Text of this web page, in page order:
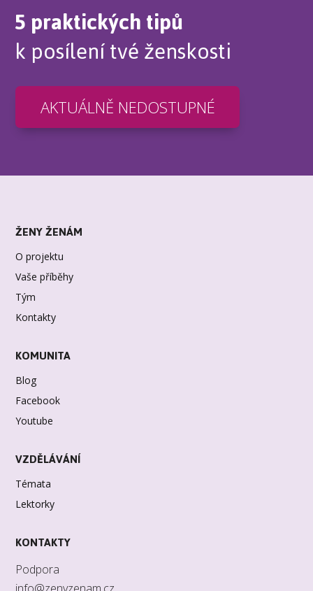
5 praktických tipů
k posílení tvé ženskosti
AKTUÁLNĚ NEDOSTUPNÉ
ŽENY ŽENÁM
O projektu
Vaše příběhy
Tým
Kontakty
KOMUNITA
Blog
Facebook
Youtube
VZDĚLÁVÁNÍ
Témata
Lektorky
KONTAKTY
Podpora